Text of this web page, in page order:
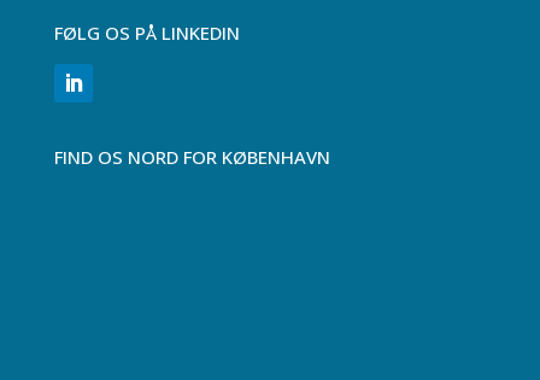
FØLG OS PÅ LINKEDIN
FIND OS NORD FOR KØBENHAVN